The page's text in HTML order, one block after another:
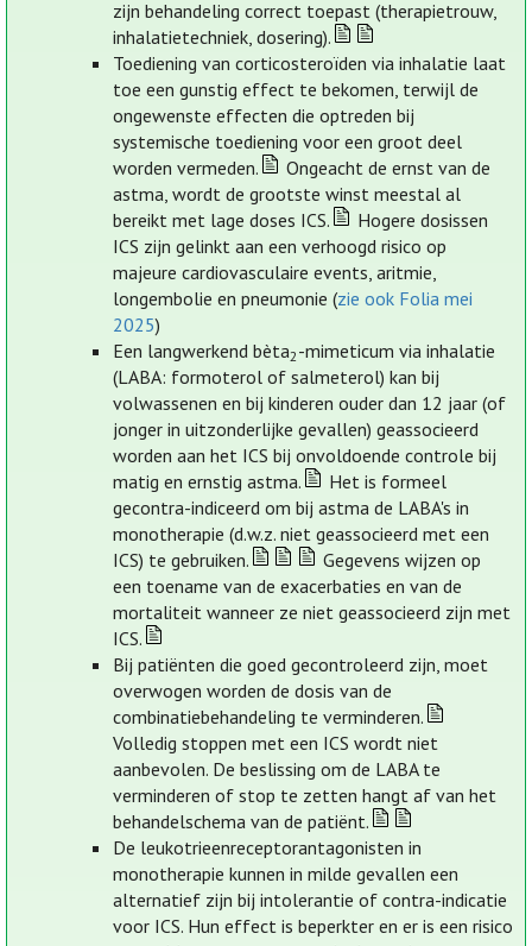
zijn behandeling correct toepast (therapietrouw,
inhalatietechniek, dosering).
Toediening van corticosteroïden via inhalatie laat
toe een gunstig effect te bekomen, terwijl de
ongewenste effecten die optreden bij
systemische toediening voor een groot deel
worden vermeden.
Ongeacht de ernst van de
astma, wordt de grootste winst meestal al
bereikt met lage doses ICS.
Hogere dosissen
ICS zijn gelinkt aan een verhoogd risico op
majeure cardiovasculaire events, aritmie,
longembolie en pneumonie (zie ook Folia mei
2025)
Een langwerkend bèta2-mimeticum via inhalatie
(LABA: formoterol of salmeterol) kan bij
volwassenen en bij kinderen ouder dan 12 jaar (of
jonger in uitzonderlijke gevallen) geassocieerd
worden aan het ICS bij onvoldoende controle bij
matig en ernstig astma.
Het is formeel
gecontra-indiceerd om bij astma de LABA's in
monotherapie (d.w.z. niet geassocieerd met een
ICS) te gebruiken.
Gegevens wijzen op
een toename van de exacerbaties en van de
mortaliteit wanneer ze niet geassocieerd zijn met
ICS.
Bij patiënten die goed gecontroleerd zijn, moet
overwogen worden de dosis van de
combinatiebehandeling te verminderen.
Volledig stoppen met een ICS wordt niet
aanbevolen. De beslissing om de LABA te
verminderen of stop te zetten hangt af van het
behandelschema van de patiënt.
De leukotrieenreceptorantagonisten in
monotherapie kunnen in milde gevallen een
alternatief zijn bij intolerantie of contra-indicatie
voor ICS. Hun effect is beperkter en er is een risico